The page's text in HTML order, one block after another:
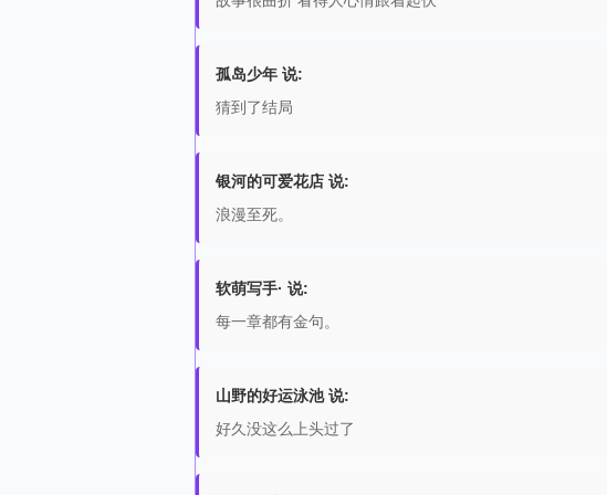
孤岛少年 说:
猜到了结局
银河的可爱花店 说:
浪漫至死。
软萌写手· 说:
每一章都有金句。
山野的好运泳池 说:
好久没这么上头过了